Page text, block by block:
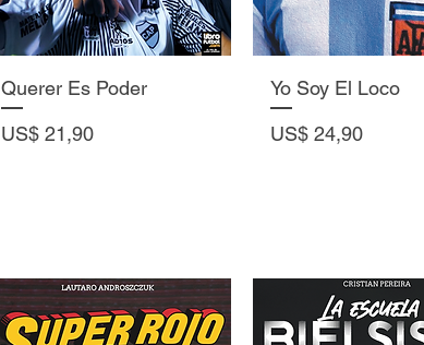
Vista rápida
Querer Es Poder
Precio
US$ 21,90
Vista rápida
Yo Soy El Loco
Precio
US$ 24,90